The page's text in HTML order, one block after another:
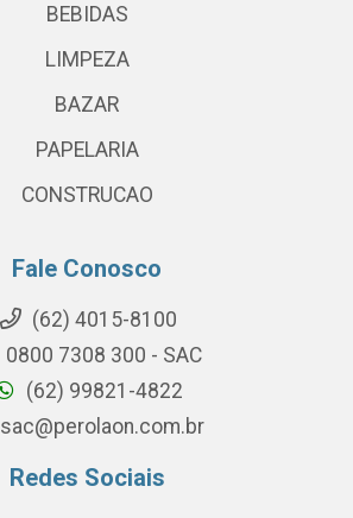
BEBIDAS
LIMPEZA
BAZAR
PAPELARIA
CONSTRUCAO
Fale Conosco
(62) 4015-8100
0800 7308 300 - SAC
(62) 99821-4822
sac@perolaon.com.br
Redes Sociais